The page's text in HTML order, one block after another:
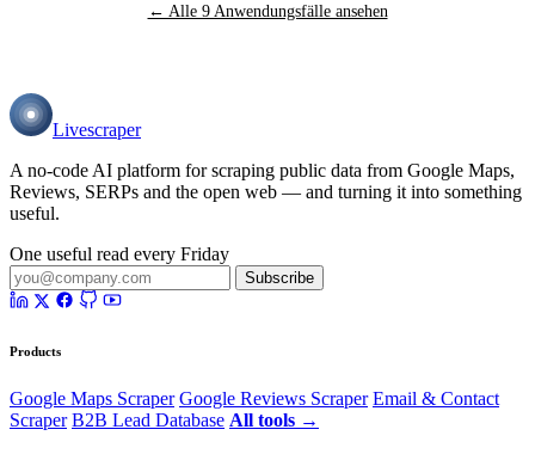
← Alle 9 Anwendungsfälle ansehen
Livescraper
A no-code AI platform for scraping public data from Google Maps,
Reviews, SERPs and the open web — and turning it into something
useful.
One useful read every Friday
Subscribe
Products
Google Maps Scraper Google Reviews Scraper Email & Contact
Scraper B2B Lead Database All tools →